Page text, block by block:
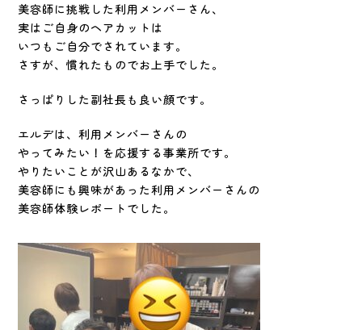
美容師に挑戦した利用メンバーさん、
実はご自身のヘアカットは
いつもご自分でされています。
さすが、慣れたものでお上手でした。
さっぱりした副社長も良い顔です。
エルデは、利用メンバーさんの
やってみたい！を応援する事業所です。
やりたいことが沢山あるなかで、
美容師にも興味があった利用メンバーさんの
美容師体験レポートでした。